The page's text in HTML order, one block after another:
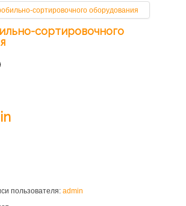
сортировочного
пользователя: admin